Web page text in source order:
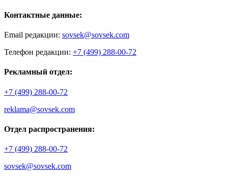
Контактные данные:
Email редакции: sovsek@sovsek.com
Телефон редакции: +7 (499) 288-00-72
Рекламный отдел:
+7 (499) 288-00-72
reklama@sovsek.com
Отдел распространения:
+7 (499) 288-00-72
sovsek@sovsek.com